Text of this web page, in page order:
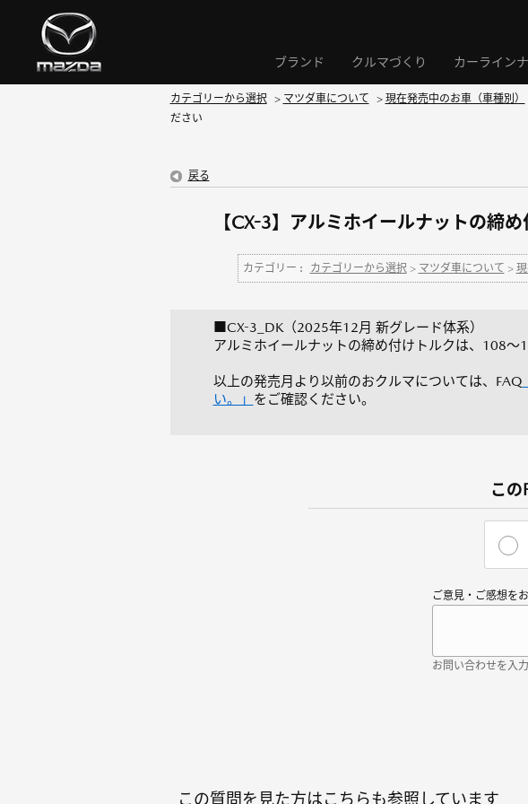
ブランド クルマづくり カーライン
カテゴリーから選択 > マツダ車について > 現在発売中のお車（車種別）
ださい
戻る
【CX-3】アルミホイールナットの締
カテゴリー : カテゴリーから選択 > マツダ車について >
■CX-3_DK（2025年12月 新グレード体系）
アルミホイールナットの締め付けトルクは、108～
以上の発売月より以前のおクルマについては、FAQ
い。」 をご確認ください。
この
ご意見・ご感想を
お問い合わせを入
この質問を見た方はこちらも参照しています